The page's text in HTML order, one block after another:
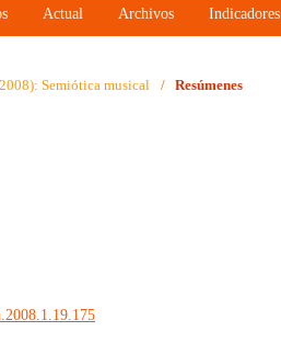
Actual Archivos Indicadores
Semiótica musical / Resúmenes